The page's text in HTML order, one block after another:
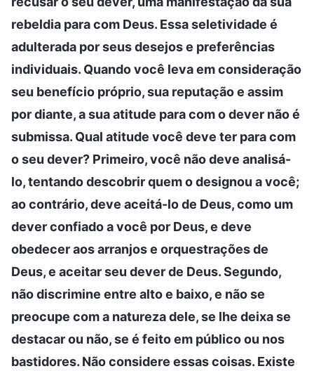
rebeldia para com Deus. Essa seletividade é
adulterada por seus desejos e preferências
individuais. Quando você leva em consideração
seu benefício próprio, sua reputação e assim
por diante, a sua atitude para com o dever não é
submissa. Qual atitude você deve ter para com
o seu dever? Primeiro, você não deve analisá-
lo, tentando descobrir quem o designou a você;
ao contrário, deve aceitá-lo de Deus, como um
dever confiado a você por Deus, e deve
obedecer aos arranjos e orquestrações de
Deus, e aceitar seu dever de Deus. Segundo,
não discrimine entre alto e baixo, e não se
preocupe com a natureza dele, se lhe deixa se
destacar ou não, se é feito em público ou nos
bastidores. Não considere essas coisas. Existe